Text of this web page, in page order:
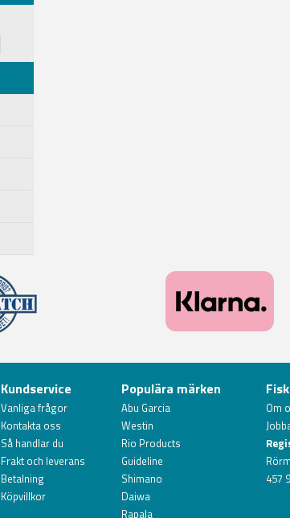
Kundservice
Vanliga frågor
Kontakta oss
Så handlar du
Frakt och leverans
Betalning
Köpvillkor
Populära märken
Abu Garcia
Westin
Rio Products
Guideline
Shimano
Daiwa
Rapala
Om
457